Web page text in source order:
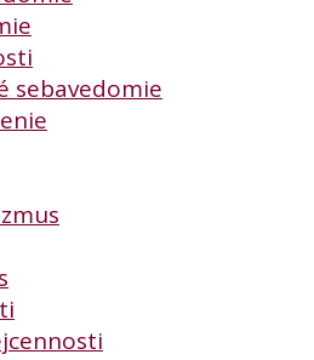
sebavedomie